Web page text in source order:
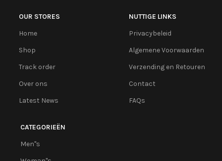
OUR STORES
Home
Shop
Track order
Over ons
Latest News
NUTTIGE LINKS
Privacybeleid
Algemene Voorwaarden
Verzending en Retouren
Contact
FAQs
CATEGORIEËN
Men''s